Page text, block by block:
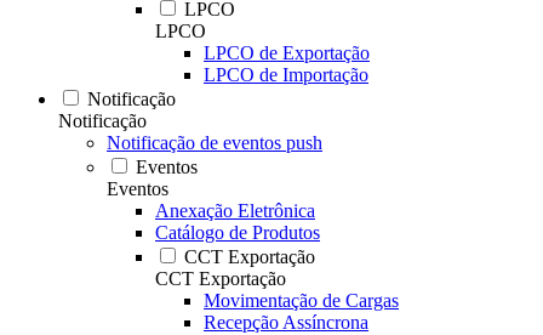
LPCO
LPCO
LPCO de Exportação
LPCO de Importação
Notificação
Notificação
Notificação de eventos push
Eventos
Eventos
Anexação Eletrônica
Catálogo de Produtos
CCT Exportação
CCT Exportação
Movimentação de Cargas
Recepção Assíncrona